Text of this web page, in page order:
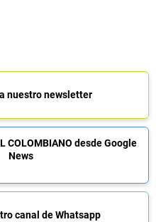
nuestro newsletter
COLOMBIANO desde Google
News
canal de Whatsapp